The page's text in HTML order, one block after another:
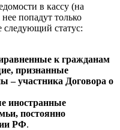
в кассу (на
попадут только
статус:
к гражданам
признанные
– участника Договора о
иностранные
постоянно
РФ.